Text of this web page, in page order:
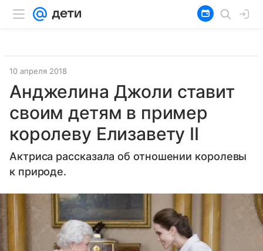
10 апреля 2018
Анджелина Джоли ставит
своим детям в пример
королеву Елизавету II
Актриса рассказала об отношении королевы
к природе.